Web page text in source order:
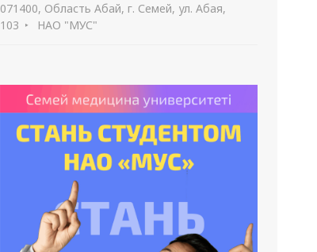
071400, Область Абай, г. Семей, ул. Абая,
103
НАО "МУС"